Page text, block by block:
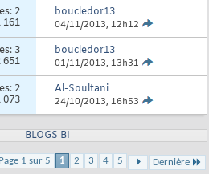
2
161
boucledor13
04/11/2013, 12h12
3
651
boucledor13
01/11/2013, 13h31
2
073
Al-Soultani
24/10/2013, 16h53
BLOGS BI
Page 1 sur 5 1 2 3 4 5 Dernière